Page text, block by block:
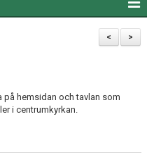
>
<
hemsidan och tavlan som
i centrumkyrkan.